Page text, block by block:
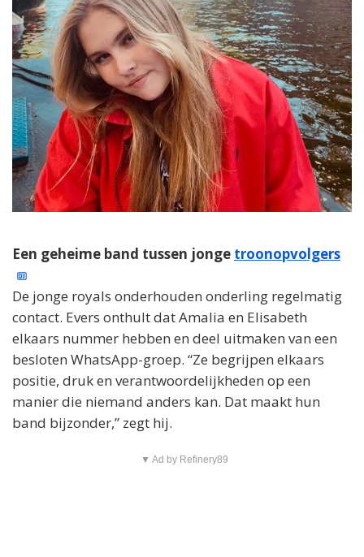
Een geheime band tussen jonge troonopvolgers
De jonge royals onderhouden onderling regelmatig
contact. Evers onthult dat Amalia en Elisabeth
elkaars nummer hebben en deel uitmaken van een
besloten WhatsApp-groep. “Ze begrijpen elkaars
positie, druk en verantwoordelijkheden op een
manier die niemand anders kan. Dat maakt hun
band bijzonder,” zegt hij.
▼ Ad by Refinery89